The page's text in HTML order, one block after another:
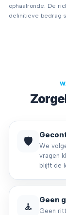
ophaalronde. De
definitieve bedrag
🛡️
We
vragen
blijft de
🧘 Geen
Geen